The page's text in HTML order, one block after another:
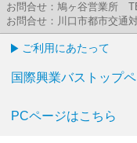
お問合せ：鳩ヶ谷営業所
お問合せ：川口市都市交通
ご利用にあたって
国際興業バストップ
PCページはこちら